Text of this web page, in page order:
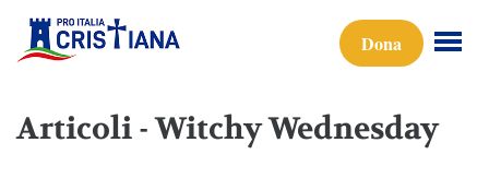
Dona
Articoli - Witchy Wednesday